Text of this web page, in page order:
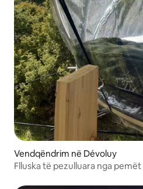
Vendqëndrim në Dévoluy
Flluska të pezulluara nga pemët